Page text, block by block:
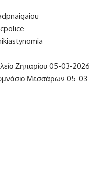
Ζηπαρίου 05-03-2026
Μεσσάρων 05-03-